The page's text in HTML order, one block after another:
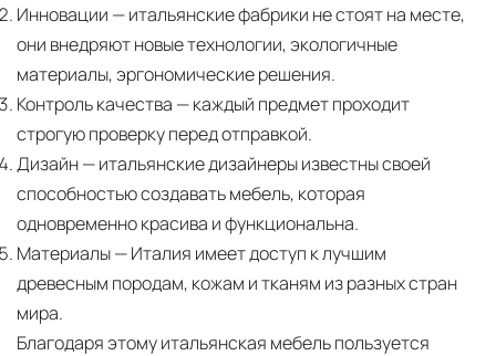
Инновации — итальянские фабрики не стоят на месте,
они внедряют новые технологии, экологичные
материалы, эргономические решения.
Контроль качества — каждый предмет проходит
строгую проверку перед отправкой.
Дизайн— итальянские дизайнеры известны своей
способностью создавать мебель, которая
одновременно красива и функциональна.
Материалы— Италия имеет доступ к лучшим
древесным породам, кожам и тканям из разных стран
мира.
Благодаря этому итальянская мебель пользуется